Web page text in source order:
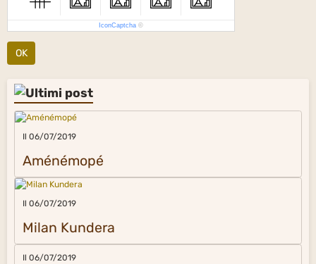
IconCaptcha ©
OK
Il 06/07/2019
Aménémopé
Il 06/07/2019
Milan Kundera
Il 06/07/2019